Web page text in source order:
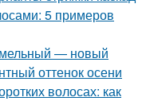
5 примеров
— новый
оттенок осени
волосах: как